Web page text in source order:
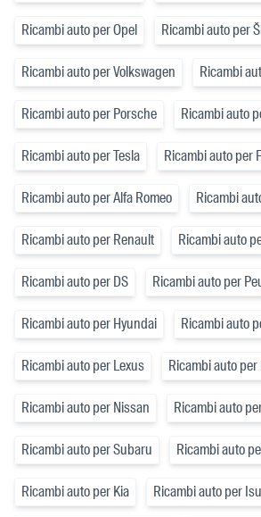
Ricambi auto per Opel Ricambi auto per
Ricambi auto per Volkswagen Ricambi
Ricambi auto per Porsche Ricambi auto
Ricambi auto per Tesla Ricambi auto per
Ricambi auto per Alfa Romeo Ricambi
Ricambi auto per Renault Ricambi auto
Ricambi auto per DS Ricambi auto per
Ricambi auto per Hyundai Ricambi auto
Ricambi auto per Lexus Ricambi auto
Ricambi auto per Nissan Ricambi auto
Ricambi auto per Subaru Ricambi auto
Ricambi auto per Kia Ricambi auto per